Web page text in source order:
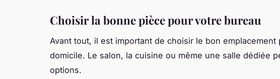
Choisir la bonne pièce pour votre bureau
Avant tout, il est important de choisir le bon emplacement
domicile. Le salon, la cuisine ou même une salle dédiée
options.